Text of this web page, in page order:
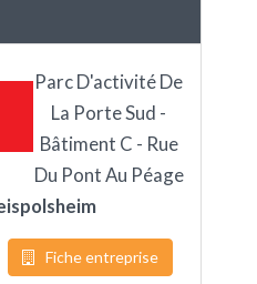
Parc D'activité De
La Porte Sud -
Bâtiment C - Rue
Du Pont Au Péage
Fiche entreprise